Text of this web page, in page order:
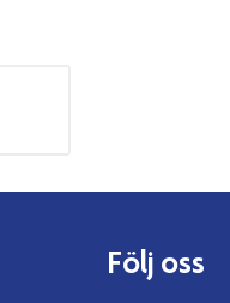
Följ oss